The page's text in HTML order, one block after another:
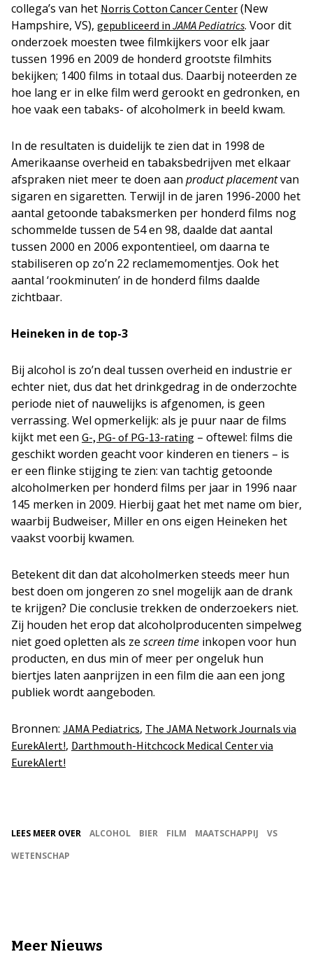
collega’s van het Norris Cotton Cancer Center (New
Hampshire, VS), gepubliceerd in JAMA Pediatrics. Voor dit
onderzoek moesten twee filmkijkers voor elk jaar
tussen 1996 en 2009 de honderd grootste filmhits
bekijken; 1400 films in totaal dus. Daarbij noteerden ze
hoe lang er in elke film werd gerookt en gedronken, en
hoe vaak een tabaks- of alcoholmerk in beeld kwam.
In de resultaten is duidelijk te zien dat in 1998 de
Amerikaanse overheid en tabaksbedrijven met elkaar
afspraken niet meer te doen aan product placementvan
sigaren en sigaretten. Terwijl in de jaren 1996-2000 het
aantal getoonde tabaksmerken per honderd films nog
schommelde tussen de 54 en 98, daalde dat aantal
tussen 2000 en 2006 expontentieel, om daarna te
stabiliseren op zo’n 22 reclamemomentjes. Ook het
aantal ‘rookminuten’ in de honderd films daalde
zichtbaar.
Heineken in de top-3
Bij alcohol is zo’n deal tussen overheid en industrie er
echter niet, dus dat het drinkgedrag in de onderzochte
periode niet of nauwelijks is afgenomen, is geen
verrassing. Wel opmerkelijk: als je puur naar de films
kijkt met een G-, PG- of PG-13-rating – oftewel: films die
geschikt worden geacht voor kinderen en tieners – is
er een flinke stijging te zien: van tachtig getoonde
alcoholmerken per honderd films per jaar in 1996 naar
145 merken in 2009. Hierbij gaat het met name om bier,
waarbij Budweiser, Miller en ons eigen Heineken het
vaakst voorbij kwamen.
Betekent dit dan dat alcoholmerken steeds meer hun
best doen om jongeren zo snel mogelijk aan de drank
te krijgen? Die conclusie trekken de onderzoekers niet.
Zij houden het erop dat alcoholproducenten simpelweg
niet goed opletten als ze screen time inkopen voor hun
producten, en dus min of meer per ongeluk hun
biertjes laten aanprijzen in een film die aan een jong
publiek wordt aangeboden.
Bronnen: JAMA Pediatrics, The JAMA Network Journals via
EurekAlert!, Darthmouth-Hitchcock Medical Center via
EurekAlert!
LEES MEER OVER ALCOHOL BIER FILM MAATSCHAPPIJ
VS
WETENSCHAP
Meer Nieuws